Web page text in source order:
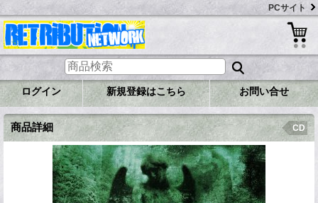
PCサイト
ログイン 新規登録はこちら お問い合せ
商品詳細 CD